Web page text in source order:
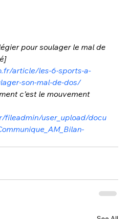
pour soulager le mal de
article/les-6-sports-a-
son-mal-de-dos/
c’est le mouvement
fileadmin/user_upload/docu